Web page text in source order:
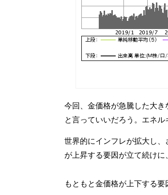
今回、金価格が急騰した大
と言っていいだろう。エネル
世界的にインフレが拡大し
が上昇する要因が立て続けに
もともと金価格が上下する